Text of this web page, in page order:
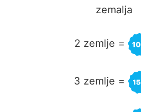
zemalja
2 zemlje =
3 zemlje =